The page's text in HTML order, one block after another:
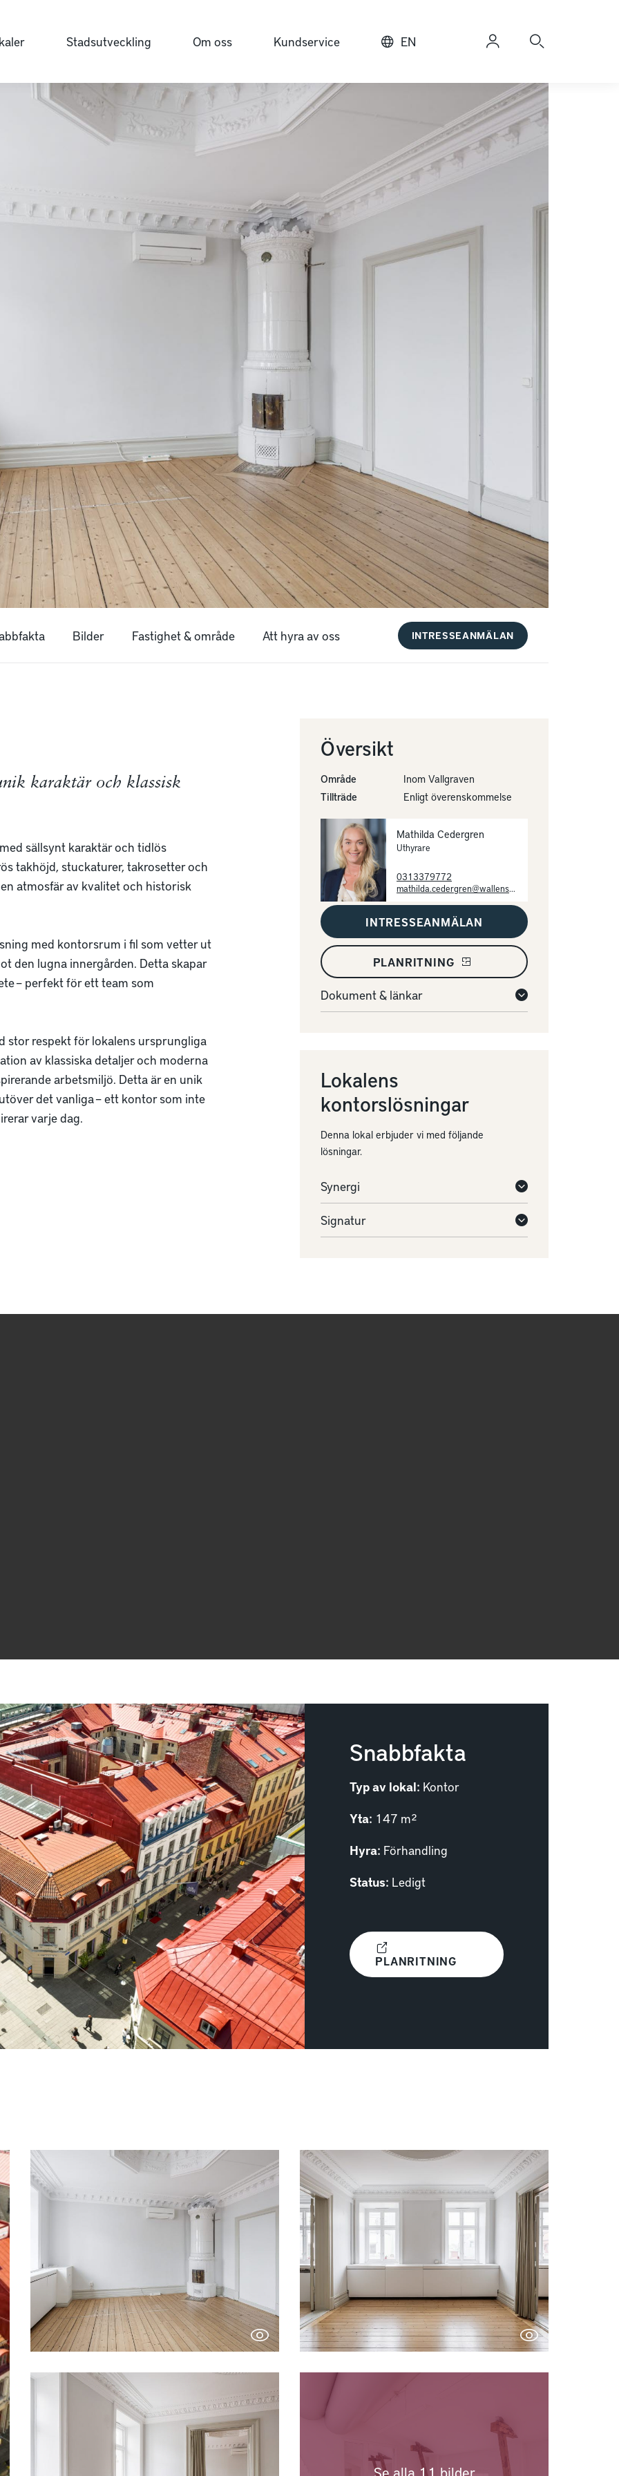
Stadsutveckling Om oss Kundservice EN
Bilder Fastighet & område Att hyra av oss INTRESSEANMÄLAN
karaktär och klassisk
sällsynt karaktär och tidlös
takhöjd, stuckaturer, takrosetter och
atmosfär av kvalitet och historisk
med kontorsrum i fil som vetter ut
den lugna innergården. Detta skapar
– perfekt för ett team som
stor respekt för lokalens ursprungliga
av klassiska detaljer och moderna
arbetsmiljö. Detta är en unik
det vanliga – ett kontor som inte
varje dag.
Översikt
Område
Inom Vallgraven
Tillträde
Enligt överenskommelse
Mathilda Cedergren
Uthyrare
0313379772
mathilda.cedergren@wallenstam.se
INTRESSEANMÄLAN
PLANRITNING
Dokument & länkar
Lokalens
kontorslösningar
Denna lokal erbjuder vi med följande
lösningar.
Synergi
Signatur
Snabbfakta
Typ av lokal: Kontor
Yta: 147 m²
Hyra: Förhandling
Status: Ledigt
PLANRITNING